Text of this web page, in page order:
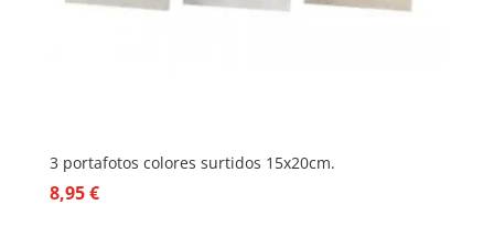
3 portafotos colores surtidos 15x20cm.
8,95€